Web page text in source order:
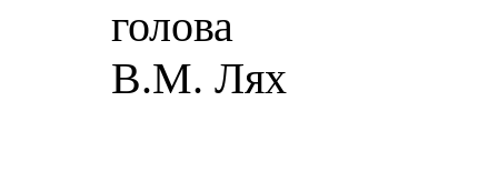
В.М. Лях